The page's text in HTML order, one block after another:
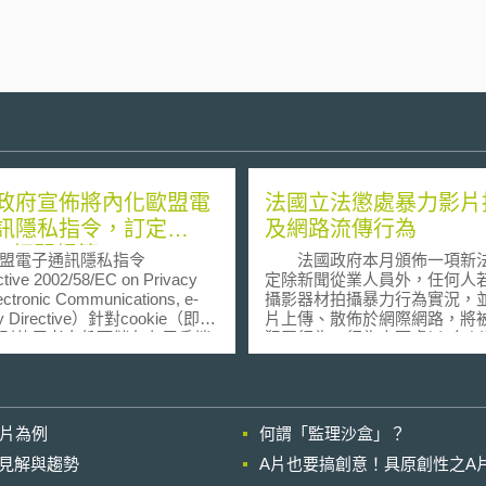
府宣佈將內化歐盟電
隱私指令，訂定
相關規範
子通訊隱私指令
2002/58/EC on Privacy
Communications, e-
Directive）針對cookie（即業
使用者身份而儲存在用戶端
）設置的規範，於2009年修
，必須取得網路使用者的
意」，且每隔一年，業者皆
取得該項「同意」，網路使
法國立法懲處暴力影
及網路流傳行為
法國政府本月頒佈一項新
定除新聞從業人員外，任何人
攝影器材拍攝暴力行為實況，
片上傳、散佈於網際網路，將
犯罪行為，行為人可處以5年
期徒刑及75,000歐元的罰金。
slapping」加以制定。Happy
即是指拍攝暴力行為實況，並
上傳、散佈於網際網路的行為
為例
何謂「監理沙盒」？
解與趨勢
A片也要搞創意！具原創性之A